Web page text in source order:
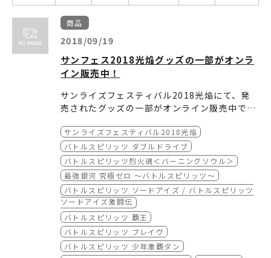
商品
2018/09/19
サンフェス2018光焔グッズの一部がオンラ
イン販売中！
サンライズフェスティバル2018光焔にて、発
売されたグッズの一部がオンライン販売中で
ぜひお買い求め下さい！
【取扱商品】
・ BN Pictues プレデコ蒔絵ステッカー バト
ルスピリッツ ver.
・バトスピ10周年ポスターカレンダー
・ケロロ軍曹 生誕20周年記念 ケログラムマ
グカップ
・「DOUBLE DECKER! ダグ＆キリル」フ
ァーストサポーターTシャツ
コスパ通販サイト ＞＞
【取扱商品】
・ケロロ 脱着式フルカラーワッペン
・K66 ワークシャツ
・ケロロ小隊 ショルダートート
・ケロロロボMk-2 Tシャツ
・K66 Tシャツ
・サムライトルーパー Tシャツ
・ サムライトルーパー ラージトート
ガンキング通販サイト ＞＞
【取扱商品】
・サンライズフェスティバル2018 光焔A4ク
リアファイル
・センチメンタルジャーニー アクリルキャラ
スタンド
・魔神英雄伝ワタル アクリルキーホルダー
※画像の情報は劇場販売当時のものです。
詳細・在庫は各通販サイトにてご確認下さい。
サンライズフェスティバル2018光焔
バトルスピリッツ ダブルドライブ
バトルスピリッツ烈火魂＜バーニングソウル＞
最強銀河 究極ゼロ ～バトルスピリッツ～
バトルスピリッツ ソードアイズ / バトルスピリッツ
ソードアイズ激闘伝
バトルスピリッツ 覇王
バトルスピリッツ ブレイヴ
バトルスピリッツ 少年激覇ダン